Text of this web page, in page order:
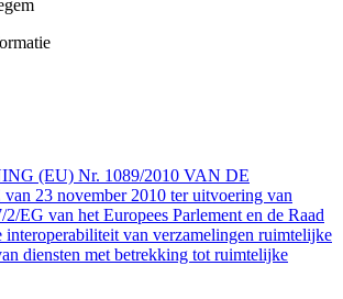
(EU) Nr. 1089/2010 VAN DE
23 november 2010 ter uitvoering van
EG van het Europees Parlement en de Raad
interoperabiliteit van verzamelingen ruimtelijke
diensten met betrekking tot ruimtelijke